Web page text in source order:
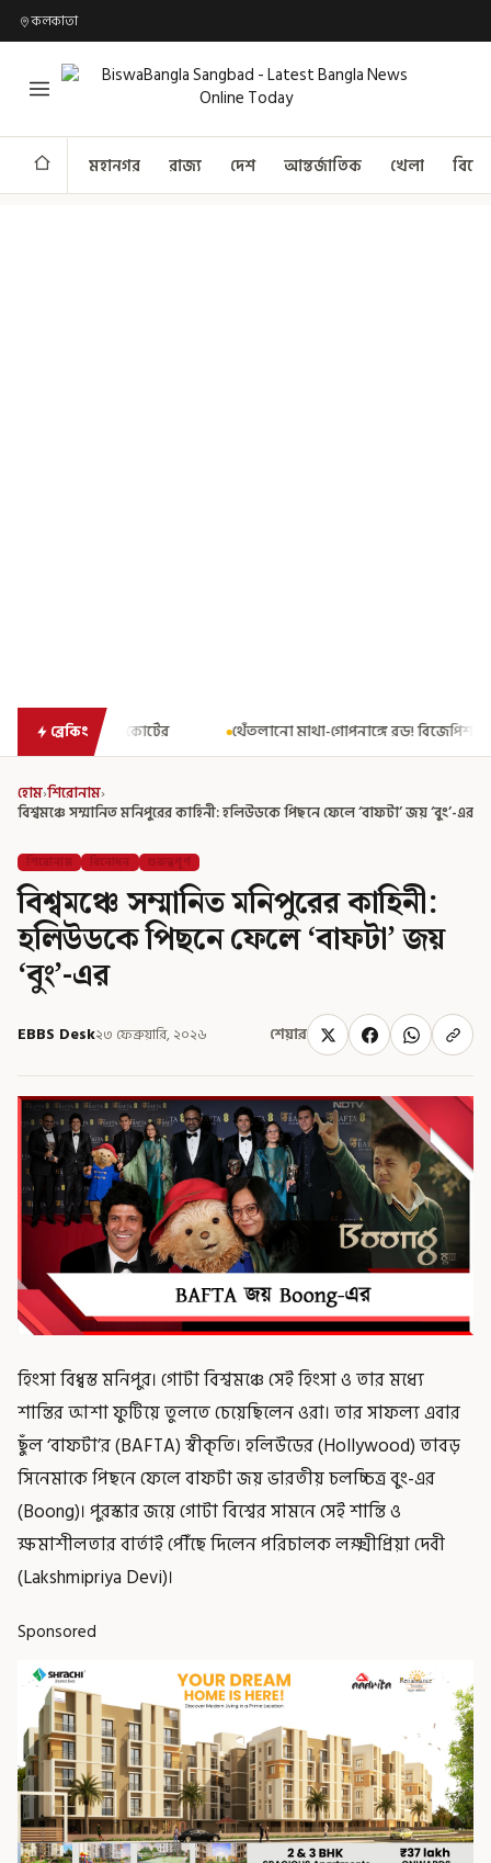
কলকাতা
মহানগর রাজ্য দেশ আন্তর্জাতিক খেলা
ব্রেকিং
থেঁতলানো মাথা-গোপনাঙ্গে রড! বিজেপিশাসিত অসমে নাবালিকার নৃশংস
হোম›শিরোনাম›
বিশ্বমঞ্চে সম্মানিত মনিপুরের কাহিনী: হলিউডকে পিছনে ফেলে ‘বাফটা’ জয় ‘বুং’-এর
শিরোনাম বিনোদন গুরুত্বপূর্ণ
বিশ্বমঞ্চে সম্মানিত মনিপুরের কাহিনী:
হলিউডকে পিছনে ফেলে ‘বাফটা’ জয়
‘বুং’-এর
EBBS Desk২৩ ফেব্রুয়ারি, ২০২৬ শেয়ার
হিংসা বিধ্বস্ত মনিপুর। গোটা বিশ্বমঞ্চে সেই হিংসা ও তার মধ্যে
শান্তির আশা ফুটিয়ে তুলতে চেয়েছিলেন ওরা। তার সাফল্য এবার
ছুঁল ‘বাফটা’র (BAFTA) স্বীকৃতি। হলিউডের (Hollywood) তাবড়
সিনেমাকে পিছনে ফেলে বাফটা জয় ভারতীয় চলচ্চিত্র বুং-এর
(Boong)। পুরস্কার জয়ে গোটা বিশ্বের সামনে সেই শান্তি ও
ক্ষমাশীলতার বার্তাই পৌঁছে দিলেন পরিচালক লক্ষ্মীপ্রিয়া দেবী
(Lakshmipriya Devi)।
Sponsored